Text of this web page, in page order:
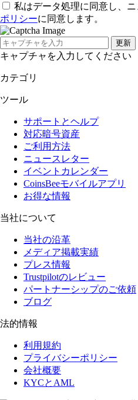
私はデータ処理に同意し、
ポリシーに同意します。
更新
キャプチャを入力してください
カテゴリ
ツール
サポートとヘルプ
対応暗号資産
ご利用方法
ニュースレター
イベントカレンダー
CoinsBeeモバイルアプリ
お得な情報
当社について
当社の沿革
メディア掲載実績
プレス情報
Trustpilotのレビュー
パートナーシップのご依頼
ブログ
法的情報
利用規約
プライバシーポリシー
会社概要
KYCとAML